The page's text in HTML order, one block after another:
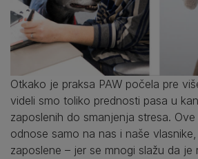
Otkako je praksa PAW počela pre
videli smo toliko prednosti pasa u
zaposlenih do smanjenja stresa.
odnose samo na nas i naše
zaposlene – jer se mnogi slažu da je